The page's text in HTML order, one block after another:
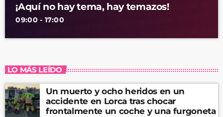
¡Aquí no hay tema, hay temazos!
09:00 - 17:00
LO MÁS LEÍDO
Un muerto y ocho heridos en un
accidente en Lorca tras chocar
frontalmente un coche y una furgoneta